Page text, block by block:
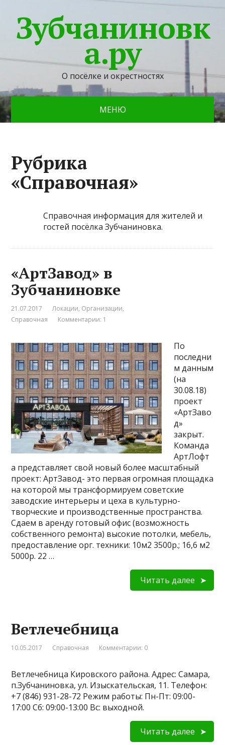
Зубчаниновк
а.ру
О посёлке и окрестностях
МЕНЮ
Рубрика
«Справочная»
Справочная информация для жителей и
гостей посёлка Зубчаниновка.
«АртЗавод» в
Зубчаниновке
21.07.2017 Локации, Организации,
Справочная
Комментарии: 1
По
последни
м данным
(на
30.08.18)
проект
«АртЗаво
д»
закрыт.
Команда
АртЛофт
а представляет свой новый более масштабный
проект: АртЗавод- это первая огромная площадка
на которой мы трансформируем советские
заводские интерьеры и цеха в культурно-
творческие и производственные пространства.
Сдаем в аренду готовый офис (возможность
собственного ремонта) высокие потолки, мебель,
предоставление орг. техники: 10м2 3500р.; 16,6 м2
5000р. 22 …
Читать далее
Ветлечебница
10.05.2017 Справочная Комментарии: 0
Ветлечебница Кировского района. Адрес: Самара,
п.Зубчаниновка, ул. Изыскательская, 11. Телефон:
+7 (846) 931-28-72 Режим работы: Пн-Пт: 09:00-
17:00 Сб: 09:00-13:00 Вс: выходной.
Читать далее